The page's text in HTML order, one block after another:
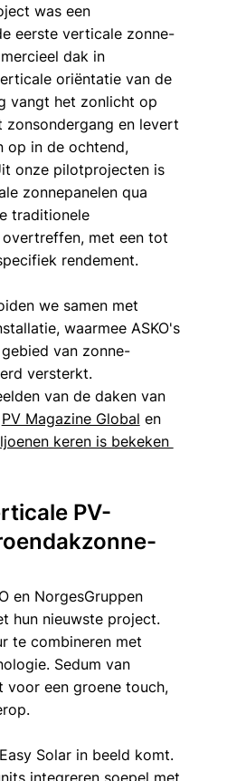
was een
eerste verticale zonne-
dak in
oriëntatie van de
vangt het zonlicht op
en levert
op in de ochtend,
onze pilotprojecten is
zonnepanelen qua
traditionele
met een tot
rendement.
we samen met
waarmee ASKO's
van zonne-
versterkt.
van de daken van
PV Magazine Global en
keren is bekeken
PV-
en NorgesGruppen
hun nieuwste project.
te combineren met
Sedum van
een groene touch,
Solar in beeld komt.
integreren soepel met